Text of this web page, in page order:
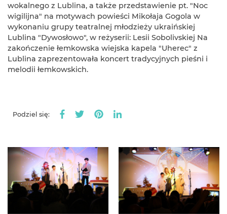
wokalnego z Lublina, a także przedstawienie pt. "Noc
wigilijna" na motywach powieści Mikołaja Gogola w
wykonaniu grupy teatralnej młodzieży ukraińskiej
Lublina "Dywosłowo", w reżyserii: Lesii Sobolivskiej Na
zakończenie łemkowska wiejska kapela "Uherec" z
Lublina zaprezentowała koncert tradycyjnych pieśni i
melodii łemkowskich.
Podziel się: